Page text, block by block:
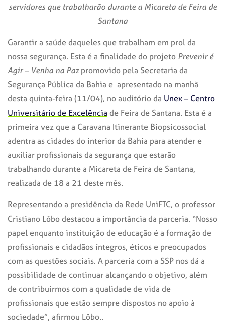
servidores que trabalharão durante a Micareta de Feira de
Santana
Garantir a saúde daqueles que trabalham em prol da
nossa segurança. Esta é a finalidade do projeto Prevenir é
Agir – Venha na Pazpromovido pela Secretaria da
Segurança Pública da Bahia e apresentado na manhã
desta quinta-feira (11/04), no auditório da Unex – Centro
Universitário de Excelência de Feira de Santana. Esta é a
primeira vez que a Caravana Itinerante Biopsicossocial
adentra as cidades do interior da Bahia para atender e
auxiliar profissionais da segurança que estarão
trabalhando durante a Micareta de Feira de Santana,
realizada de 18 a 21 deste mês.
Representando a presidência da Rede UniFTC, o professor
Cristiano Lôbo destacou a importância da parceria. “Nosso
papel enquanto instituição de educação é a formação de
profissionais e cidadãos íntegros, éticos e preocupados
com as questões sociais. A parceria com a SSP nos dá a
possibilidade de continuar alcançando o objetivo, além
de contribuirmos com a qualidade de vida de
profissionais que estão sempre dispostos no apoio à
sociedade”, afirmou Lôbo..